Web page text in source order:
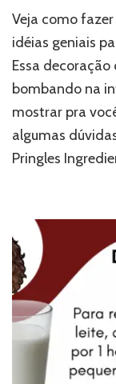
Veja como
idéias geniais
Essa
bombando na
mostrar pra
algumas
Pringles